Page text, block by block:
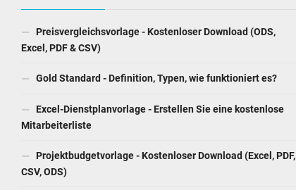
Preisvergleichsvorlage - Kostenloser Download (ODS,
Excel, PDF & CSV)
Gold Standard - Definition, Typen, wie funktioniert es?
Excel-Dienstplanvorlage - Erstellen Sie eine kostenlose
Mitarbeiterliste
Projektbudgetvorlage - Kostenloser Download (Excel, PDF,
CSV, ODS)